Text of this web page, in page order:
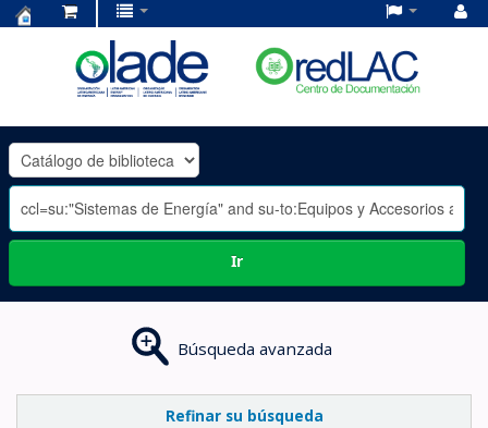
OLADE
-
Ir
Búsqueda avanzada
Refinar su búsqueda